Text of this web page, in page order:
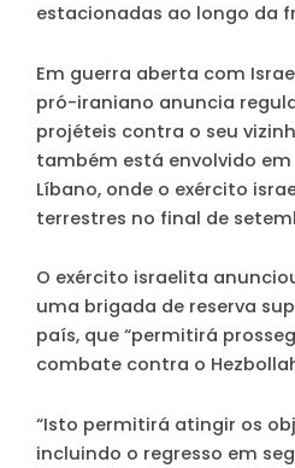
estacionadas ao longo da
Em guerra aberta com
pró-iraniano anuncia
projéteis contra o seu
também está envolvido
Líbano, onde o exército
terrestres no final de
O exército israelita
uma brigada de reserva
país, que “permitirá
combate contra o
“Isto permitirá atingir os
incluindo o regresso em